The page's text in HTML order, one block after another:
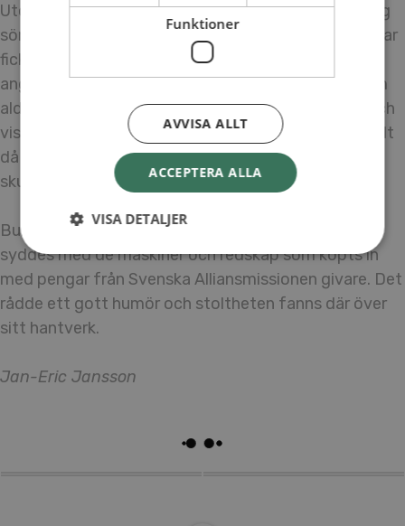
Utöver bakning har tjejer också möjlighet att lära sig
sömnad på de två handtrampade symaskinerna. Killar
fick instruktioner i hur de ska använda en såg på det
angränsade snickeriet. Det var tydligt att en av dem
aldrig använt ett sådant redskap, så jag ryckte in och
visade hur man skulle göra. Men det var inte så enkelt
då träslaget var väldigt hårt. Tanken var att det slut
skulle bli ett träbord.
Bullarna bakades, borden byggdes och klänningar
syddes med de maskiner och redskap som köpts in
med pengar från Svenska Alliansmissionen givare. Det
rådde ett gott humör och stoltheten fanns där över
sitt hantverk.
Jan-Eric Jansson
Funktioner
ACCEPTERA ALLA
AVVISA ALLT
VISA DETALJER